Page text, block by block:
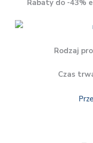
Rabaty do -43%
Rodzaj
Czas